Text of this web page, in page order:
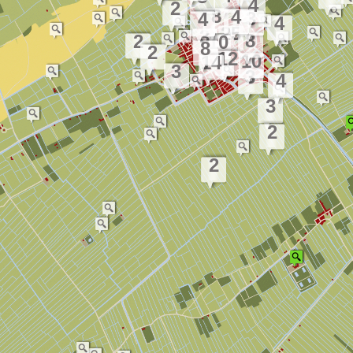
25
10
12
4
2
3
3 4
3
10
8
14
8
3
8
4
2 2
3
4
2
4
2